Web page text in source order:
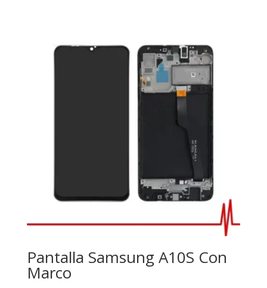
Pantalla Samsung A10S Con
Marco